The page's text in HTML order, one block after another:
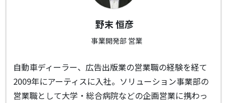
野末 恒彦
事業開発部 営業
自動車ディーラー、広告出版業の営業職の経験を経て
2009年にアーティスに入社。ソリューション事業部の
営業職として大学・総合病院などの企画営業に携わっ